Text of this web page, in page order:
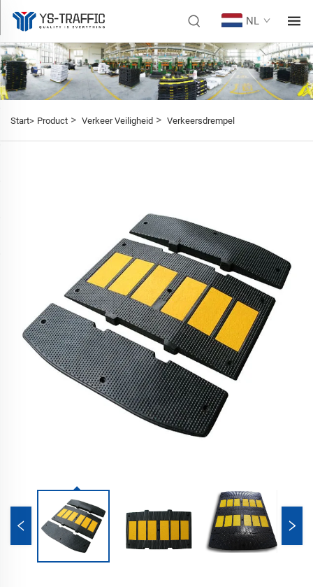
NL
Start> Product > Verkeer Veiligheid > Verkeersdrempel